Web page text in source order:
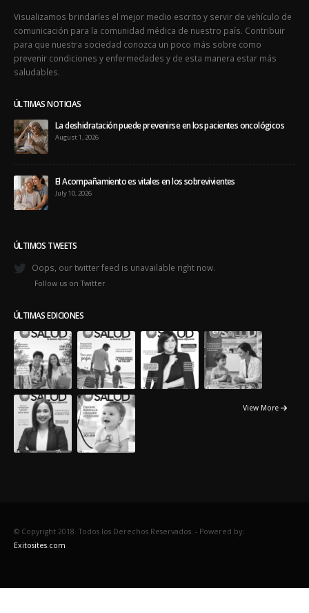
saludables.
ÚLTIMAS NOTICIAS
La deshidratación puede prevenirse en los pacientes oncológicos
El Acompañamiento es vitales en los sobrevivientes
July 10, 2026
ÚLTIMOS TWEETS
ÚLTIMAS EDICIONES
View More